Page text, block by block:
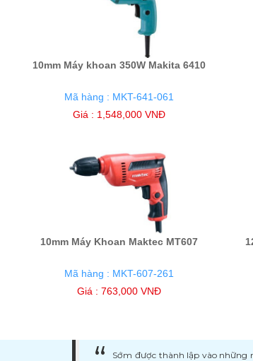
10mm Máy khoan 350W Makita 6410
Mã hàng : MKT-641-061
Giá : 1,548,000 VNĐ
10mm Máy Khoan Maktec MT607
Mã hàng : MKT-607-261
Giá : 763,000 VNĐ
Sớm được thành lập vào